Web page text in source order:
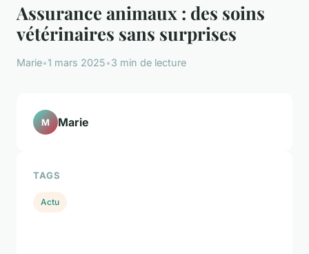
Assurance animaux : des soins
vétérinaires sans surprises
Marie•1 mars 2025•3 min de lecture
M Marie
TAGS
Actu